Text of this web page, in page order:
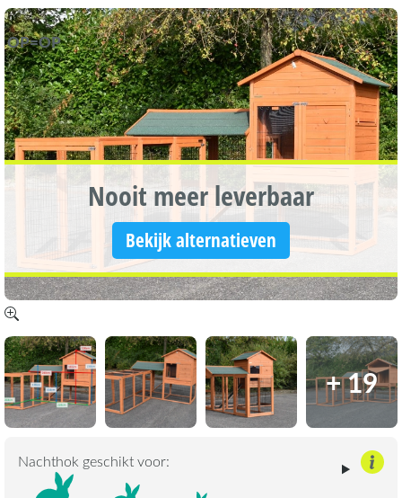
OP=OP
Nooit meer leverbaar
Bekijk alternatieven
+ 19
Nachthok geschikt voor: